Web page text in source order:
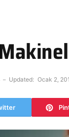
Updated: Ocak 2,